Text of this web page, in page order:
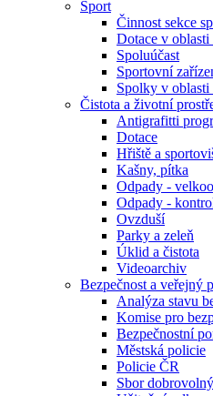
Sport
Činnost sekce
Dotace v oblasti
Spoluúčast
Sportovní
Spolky v oblasti
Čistota a životní
Antigrafitti
Dotace
Hřiště a
Kašny, pítka
Odpady -
Odpady -
Ovzduší
Parky a zeleň
Úklid a čistota
Videoarchiv
Bezpečnost a veřejný
Analýza stavu
Komise pro
Bezpečnostní
Městská policie
Policie ČR
Sbor